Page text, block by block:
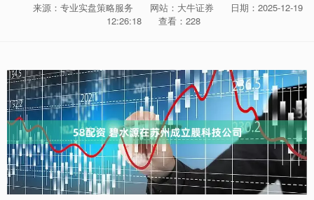
来源：专业实盘策略服务 网站：大牛证券
日期：2025-12-19
12:26:18
查看：228